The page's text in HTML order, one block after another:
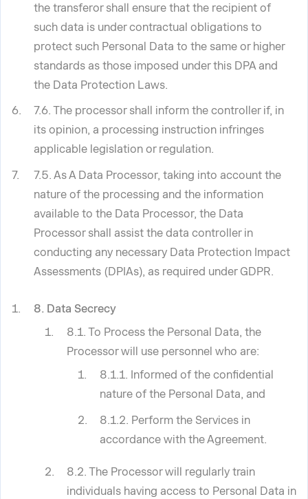
the transferor shall ensure that the recipient of
such data is under contractual obligations to
protect such Personal Data to the same or higher
standards as those imposed under this DPA and
the Data Protection Laws.
7.6. The processor shall inform the controller if, in
its opinion, a processing instruction infringes
applicable legislation or regulation.
7.5. As A Data Processor, taking into account the
nature of the processing and the information
available to the Data Processor, the Data
Processor shall assist the data controller in
conducting any necessary Data Protection Impact
Assessments (DPIAs), as required under GDPR.
8. Data Secrecy
8.1. To Process the Personal Data, the
Processor will use personnel who are:
8.1.1. Informed of the confidential
nature of the Personal Data, and
8.1.2. Perform the Services in
accordance with the Agreement.
8.2. The Processor will regularly train
individuals having access to Personal Data in